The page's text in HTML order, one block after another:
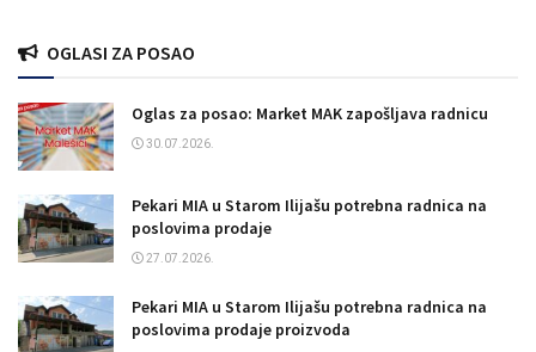
OGLASI ZA POSAO
Oglas za posao: Market MAK zapošljava radnicu
30.07.2026.
Pekari MIA u Starom Ilijašu potrebna radnica na
poslovima prodaje
27.07.2026.
Pekari MIA u Starom Ilijašu potrebna radnica na
poslovima prodaje proizvoda